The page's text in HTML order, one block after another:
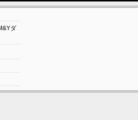
ダ